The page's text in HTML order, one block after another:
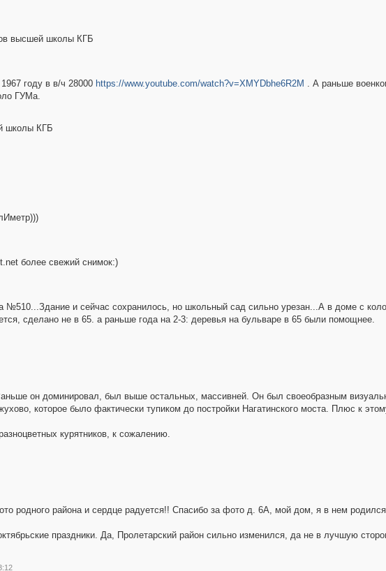
высшей школы КГБ
году в в/ч 28000 https://www.youtube.com/watch?v=XMYDbhe6R2M . А раньше
ГУМа.
школы КГБ
более свежий снимок:)
и сейчас сохранилось, но школьный сад сильно урезан...А в доме с
сделано не в 65. а раньше года на 2-3: деревья на бульваре в 65 были помощнее.
он доминировал, был выше остальных, массивней. Он был своеобразным
которое было фактически тупиком до постройки Нагатинского моста. Плюс к
курятников, к сожалению.
родного района и сердце радуется!! Спасибо за фото д. 6А, мой дом, я в нем
праздники. Да, Пролетарский район сильно изменился, да не в лучшую